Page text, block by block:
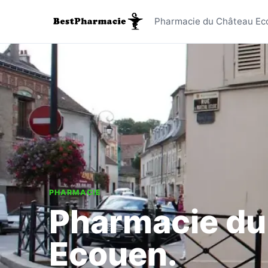
Pharmacie du Château
PHARMACIE
Pharmacie
Ecouen.